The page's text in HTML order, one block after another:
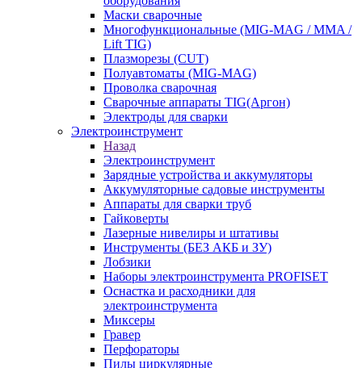
Маски сварочные
Многофункциональные (MIG-MAG / MMA /
Lift TIG)
Плазморезы (CUT)
Полуавтоматы (МIG-MAG)
Проволка сварочная
Сварочные аппараты TIG(Аргон)
Электроды для сварки
Электроинструмент
Назад
Электроинструмент
Зарядные устройства и аккумуляторы
Аккумуляторные садовые инструменты
Аппараты для сварки труб
Гайковерты
Лазерные нивелиры и штативы
Инструменты (БЕЗ АКБ и ЗУ)
Лобзики
Наборы электроинструмента PROFISET
Оснастка и расходники для
электроинструмента
Миксеры
Гравер
Перфораторы
Пилы циркулярные